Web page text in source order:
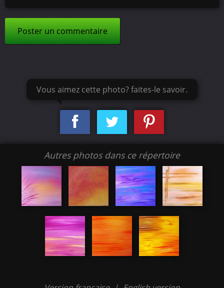
Poster un commentaire
Vous aimez cette photo? faites-le savoir.
Autres photos dans ce répertoire